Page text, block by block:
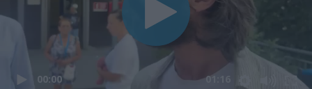
00:00 01:16